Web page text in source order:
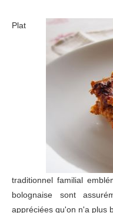
Plat
traditionnel familial
bolognaise sont
appréciées qu'on n'a plus